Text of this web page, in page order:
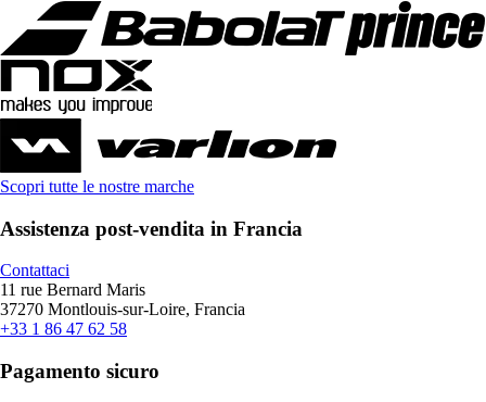
Scopri tutte le nostre marche
Assistenza post-vendita in Francia
Contattaci
11 rue Bernard Maris
37270 Montlouis-sur-Loire, Francia
+33 1 86 47 62 58
Pagamento sicuro